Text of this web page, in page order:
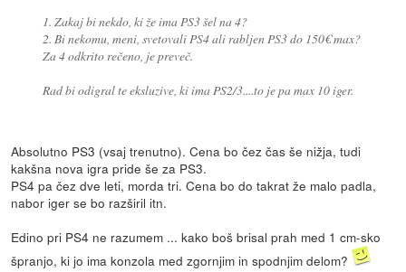
1. Zakaj bi nekdo, ki že ima PS3 šel na 4?
2. Bi nekomu, meni, svetovali PS4 ali rabljen PS3 do 150€ max?
Za 4 odkrito rečeno, je preveč.
Rad bi odigral te eksluzive, ki ima PS2/3....to je pa max 10 iger.
Absolutno PS3 (vsaj trenutno). Cena bo čez čas še nižja, tudi
kakšna nova igra pride še za PS3.
PS4 pa čez dve leti, morda tri. Cena bo do takrat že malo padla,
nabor iger se bo razširil itn.
Edino pri PS4 ne razumem ... kako boš brisal prah med 1 cm-sko
špranjo, ki jo ima konzola med zgornjim in spodnjim delom?